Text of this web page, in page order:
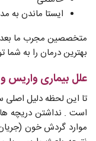
ایستا ماندن به
متخصصین مجرب ما بعد از
بهترین درمان را به شما
علل بیماری واریس و
تا این لحظه دلیل
است . نداشتن دریچه
موارد گردش خون